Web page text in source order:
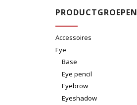
PRODUCTGROEPEN
Accessoires
Eye
Base
Eye pencil
Eyebrow
Eyeshadow